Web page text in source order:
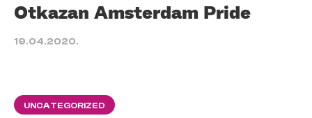
Otkazan Amsterdam Pride
19.04.2020.
UNCATEGORIZED